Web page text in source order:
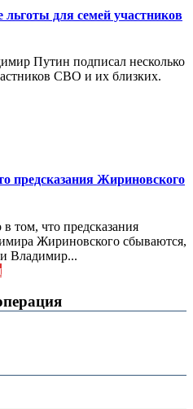
для семей участников
Путин подписал несколько
СВО и их близких.
предсказания Жириновского
том, что предсказания
Жириновского сбываются,
Владимир...